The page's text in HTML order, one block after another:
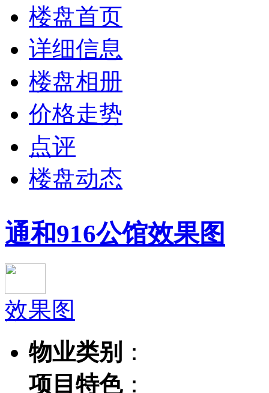
楼盘首页
详细信息
楼盘相册
价格走势
点评
楼盘动态
通和916公馆效果图
效果图
物业类别 ：
项目特色：